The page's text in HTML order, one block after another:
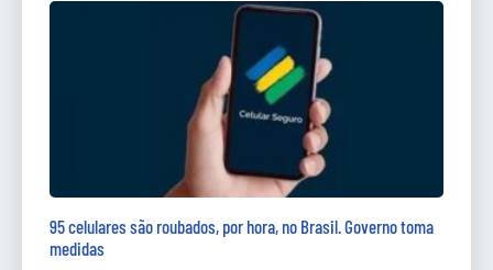
95 celulares são roubados, por hora, no Brasil. Governo toma
medidas